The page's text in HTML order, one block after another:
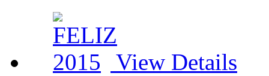
View Details